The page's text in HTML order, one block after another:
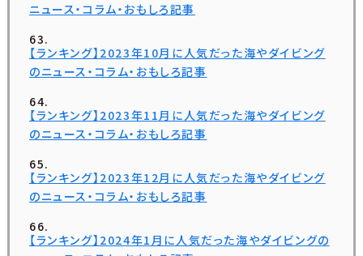
ニュース・コラム・おもしろ記事
【ランキング】2023年10月に人気だった海やダイビング
のニュース・コラム・おもしろ記事
【ランキング】2023年11月に人気だった海やダイビング
のニュース・コラム・おもしろ記事
【ランキング】2023年12月に人気だった海やダイビング
のニュース・コラム・おもしろ記事
【ランキング】2024年1月に人気だった海やダイビングの